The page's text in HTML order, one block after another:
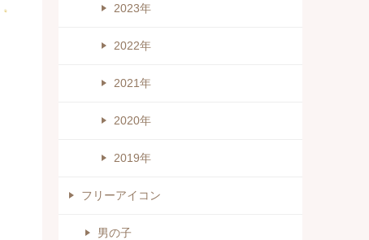
2023年
2022年
2021年
2020年
2019年
フリーアイコン
男の子